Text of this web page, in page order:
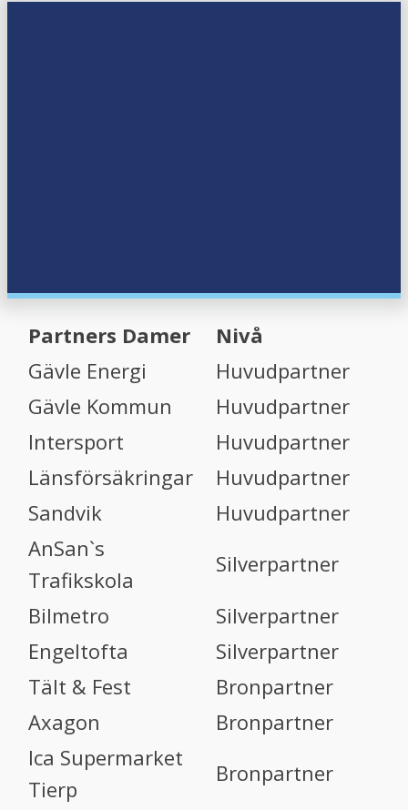
Partners Damer
Nivå
Gävle Energi
Huvudpartner
Gävle Kommun
Huvudpartner
Intersport
Huvudpartner
Länsförsäkringar
Huvudpartner
Sandvik
Huvudpartner
AnSan`s
Trafikskola
Silverpartner
Bilmetro
Silverpartner
Engeltofta
Silverpartner
Tält & Fest
Bronpartner
Axagon
Bronpartner
Ica Supermarket
Tierp
Bronpartner